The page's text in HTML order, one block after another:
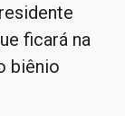
ficará na
biênio